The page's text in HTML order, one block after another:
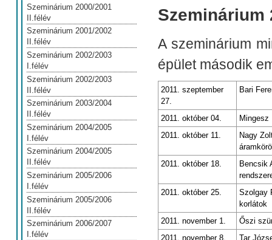
Szeminárium
A szeminárium
épület második
2011. szeptember
27.
Bari
2011. október 04.
2011. október 11.
Nagy
2011. október 18.
Bencsik
2011. október 25.
Szolgay
korlátok
2011. november 1.
Őszi
2011. november 8.
Tar
Szeminárium 2000/2001
II.félév
Szeminárium 2001/2002
II.félév
Szeminárium 2002/2003
I.félév
Szeminárium 2002/2003
II.félév
Szeminárium 2003/2004
II.félév
Szeminárium 2004/2005
I.félév
Szeminárium 2004/2005
II.félév
Szeminárium 2005/2006
I.félév
Szeminárium 2005/2006
II.félév
Szeminárium 2006/2007
I.félév